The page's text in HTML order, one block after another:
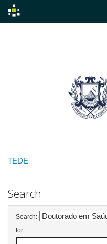
TEDE
Search
Search:
for